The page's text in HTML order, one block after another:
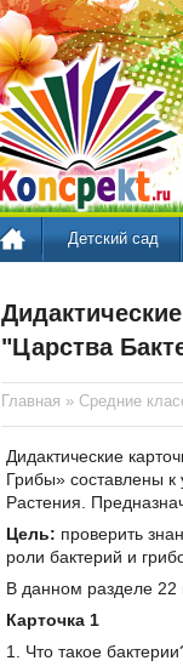
Детский сад
"Царства
Главная » Средние
Дидактические
Грибы» составлены
Растения.
Цель: проверить
роли бактерий и
В данном разделе 22
Карточка 1
1. Что такое